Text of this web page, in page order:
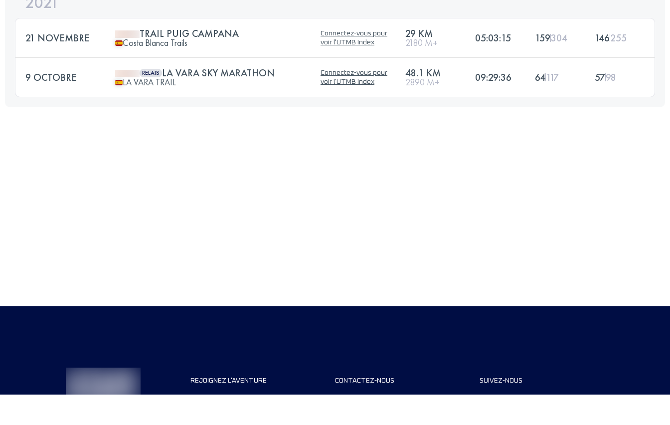
21 NOVEMBRE TRAIL PUIG CAMPANA
Costa Blanca Trails
Connectez-vous pour
voir l'UTMB Index
29 KM
2180 M+ 05:03:15 159304 146255
9 OCTOBRE RELAIS LA VARA SKY MARATHON
LA VARA TRAIL
Connectez-vous pour
voir l'UTMB Index
48.1 KM
2890 M+ 09:29:36 64117 5798
REJOIGNEZ L'AVENTURE CONTACTEZ-NOUS SUIVEZ-NOUS